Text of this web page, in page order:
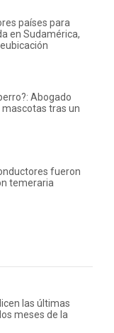
países para
en Sudamérica,
Abogado
mascotas tras un
fueron
temeraria
las últimas
meses de la